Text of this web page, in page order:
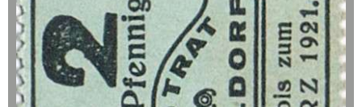
geht oder beschädigt wird.
Absolute Zuverlässigkeit:sowohl in
puncto Service als auch in der Qualität
unserer Banknoten
Möchten Sie Banknoten
Montabaur
Moosburg
Morsum